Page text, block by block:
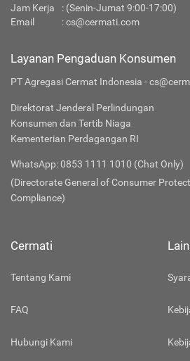
Jam Kerja
: (Senin-Jumat 9:00-17:00)
Email
:cs@cermati.com
Layanan Pengaduan Konsumen
PT Agregasi Cermat Indonesia -
Direktorat Jenderal Perlindungan
Konsumen dan Tertib Niaga
Kementerian Perdagangan RI
WhatsApp: 0853 1111 1010 (Chat Only)
(Directorate General of Consumer
Compliance)
Cermati
Tentang Kami
FAQ
Hubungi Kami